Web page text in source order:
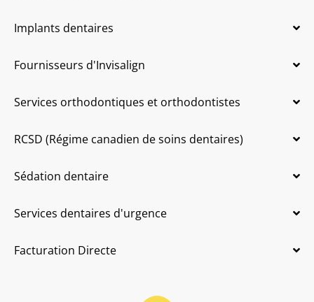
Implants dentaires
Fournisseurs d'Invisalign
Services orthodontiques et orthodontistes
RCSD (Régime canadien de soins dentaires)
Sédation dentaire
Services dentaires d'urgence
Facturation Directe